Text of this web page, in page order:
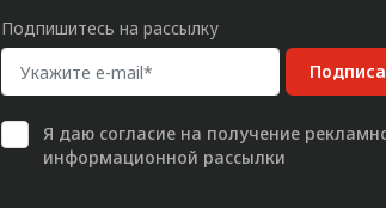
Подпишитесь на рассылку
Я даю согласие на получение
информационной рассылки